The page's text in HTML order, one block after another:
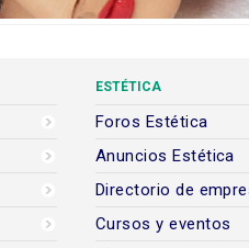
ESTÉTICA
Foros Estética
Anuncios Estética
Directorio de
Cursos y eventos